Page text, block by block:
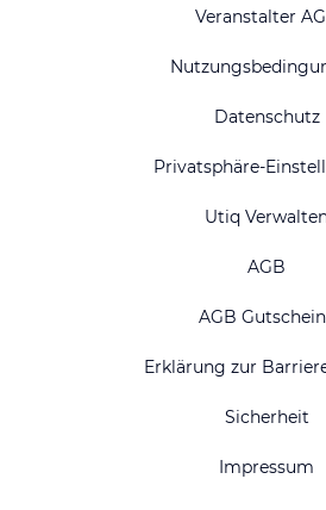
Veranstalter
Datenschutz
Privatsphäre-
Utiq
AGB
AGB
Erklärung zur
Sicherheit
Impressum